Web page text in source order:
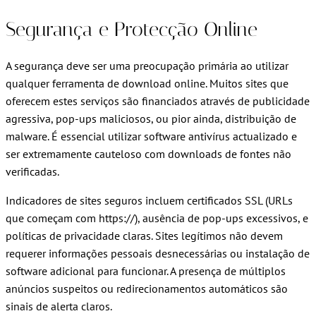
Segurança e Protecção Online
A segurança deve ser uma preocupação primária ao utilizar
qualquer ferramenta de download online. Muitos sites que
oferecem estes serviços são financiados através de publicidade
agressiva, pop-ups maliciosos, ou pior ainda, distribuição de
malware. É essencial utilizar software antivírus actualizado e
ser extremamente cauteloso com downloads de fontes não
verificadas.
Indicadores de sites seguros incluem certificados SSL (URLs
que começam com https://), ausência de pop-ups excessivos, e
políticas de privacidade claras. Sites legítimos não devem
requerer informações pessoais desnecessárias ou instalação de
software adicional para funcionar. A presença de múltiplos
anúncios suspeitos ou redirecionamentos automáticos são
sinais de alerta claros.